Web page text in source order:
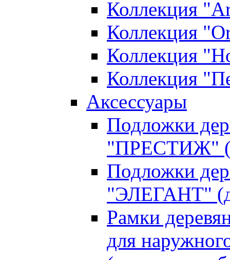
Коллекция
Коллекция
Коллекция
Коллекция
Аксессуары
Подложки
"ПРЕСТИЖ"
Подложки
"ЭЛЕГАНТ"
Рамки
для